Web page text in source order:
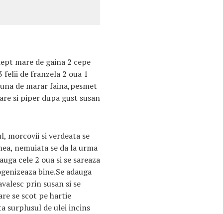
mare de gaina 2 cepe
de franzela 2 oua 1
de marar faina,pesmet
si piper dupa gust susan
morcovii si verdeata se
nemuiata se da la urma
cele 2 oua si se sareaza
bine.Se adauga
prin susan si se
se scot pe hartie
surplusul de ulei incins